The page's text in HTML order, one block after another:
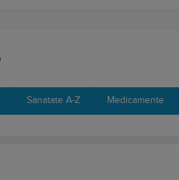
Sanatate A-Z Medicamente